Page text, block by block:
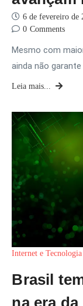
6 de fevereiro de
0 Comments
Mesmo com
ainda não
Leia mais...
Internet e Tecnologia
Brasil
na era